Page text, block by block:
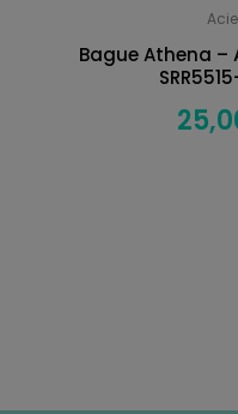
Bague Athena –